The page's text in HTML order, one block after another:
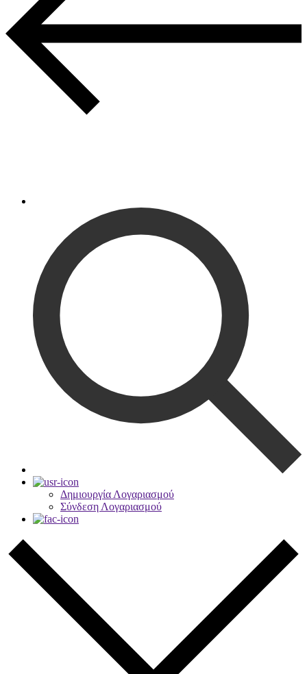
Δημιουργία Λογαριασμού
Σύνδεση Λογαριασμού